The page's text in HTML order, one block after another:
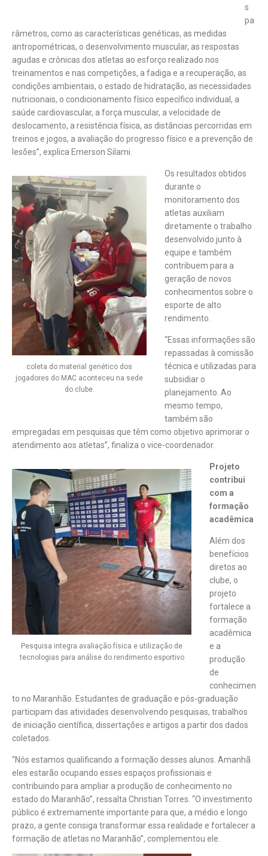
s
pa
râmetros, como as características genéticas, as medidas
antropométricas, o desenvolvimento muscular, as respostas
agudas e crônicas dos atletas ao esforço realizado nos
treinamentos e nas competições, a fadiga e a recuperação, as
condições ambientais, o estado de hidratação, as necessidades
nutricionais, o condicionamento físico específico individual, a
saúde cardiovascular, a força muscular, a velocidade de
deslocamento, a resistência física, as distâncias percorridas em
treinos e jogos, a avaliação do progresso físico e a prevenção de
lesões”, explica Emerson Silami.
coleta do material genético dos
jogadores do MAC aconteceu na sede
do clube.
Os resultados obtidos
durante o
monitoramento dos
atletas auxiliam
diretamente o trabalho
desenvolvido junto à
equipe e também
contribuem para a
geração de novos
conhecimentos sobre o
esporte de alto
rendimento.
“Essas informações são
repassadas à comissão
técnica e utilizadas para
subsidiar o
planejamento. Ao
mesmo tempo,
também são
empregadas em pesquisas que têm como objetivo aprimorar o
atendimento aos atletas”, finaliza o vice-coordenador.
Pesquisa integra avaliação física e utilização de
tecnologias para análise do rendimento esportivo
Projeto
contribui
com a
formação
acadêmica
Além dos
benefícios
diretos ao
clube, o
projeto
fortalece a
formação
acadêmica
e a
produção
de
conhecimen
to no Maranhão. Estudantes de graduação e pós-graduação
participam das atividades desenvolvendo pesquisas, trabalhos
de iniciação científica, dissertações e artigos a partir dos dados
coletados.
“Nós estamos qualificando a formação desses alunos. Amanhã
eles estarão ocupando esses espaços profissionais e
contribuindo para ampliar a produção de conhecimento no
estado do Maranhão”, ressalta Christian Torres. “O investimento
público é extremamente importante para que, a médio e longo
prazo, a gente consiga transformar essa realidade e fortalecer a
formação de atletas no Maranhão”, complementou ele.